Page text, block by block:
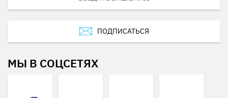
ПОДПИСАТЬСЯ
МЫ В СОЦСЕТЯХ